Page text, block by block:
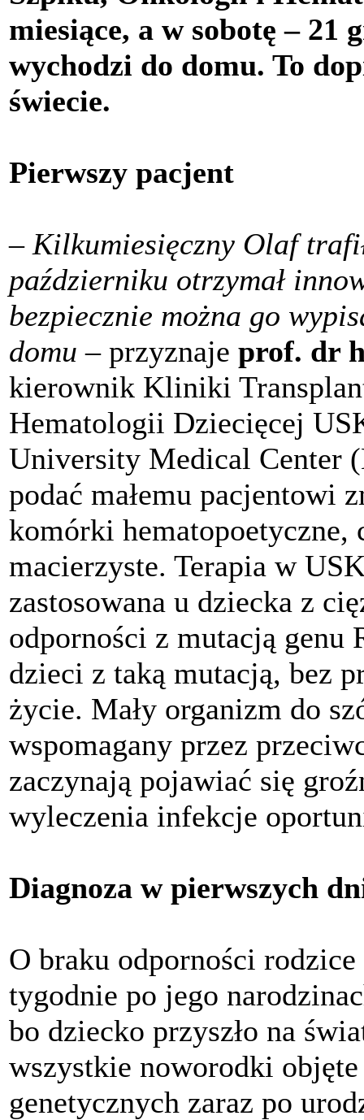
miesiące, a w sobotę –
wychodzi do domu. To
świecie.
Pierwszy pacjent
– Kilkumiesięczny Olaf
październiku otrzymał
bezpiecznie można go
domu– przyznaje prof. dr
kierownik Kliniki
Hematologii Dziecięcej
University Medical Center
podać małemu pacjentowi
komórki
macierzyste. Terapia w
zastosowana u dziecka z
odporności z mutacją genu
dzieci z taką mutacją, bez
życie. Mały organizm do
wspomagany przez
zaczynają pojawiać się
wyleczenia infekcje
Diagnoza w pierwszych
O braku odporności
tygodnie po jego
bo dziecko przyszło na
wszystkie noworodki objęte
genetycznych zaraz po